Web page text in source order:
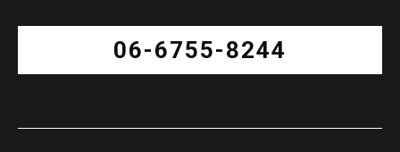
06-6755-8244